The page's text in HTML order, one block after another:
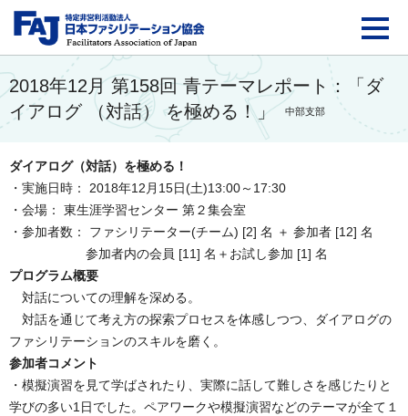
FAJ：特定非営利活動
2018年12月 第158回 青テーマレポート：「ダ
イアログ （対話） を極める！」
中部支部
ダイアログ（対話）を極める！
・実施日時： 2018年12月15日(土)13:00～17:30
・会場： 東生涯学習センター 第２集会室
・参加者数： ファシリテーター(チーム) [2] 名 ＋ 参加者 [12] 名
参加者内の会員 [11] 名＋お試し参加 [1] 名
プログラム概要
対話についての理解を深める。
対話を通じて考え方の探索プロセスを体感しつつ、ダイアログの
ファシリテーションのスキルを磨く。
参加者コメント
・模擬演習を見て学ばされたり、実際に話して難しさを感じたりと
学びの多い1日でした。ペアワークや模擬演習などのテーマが全て１